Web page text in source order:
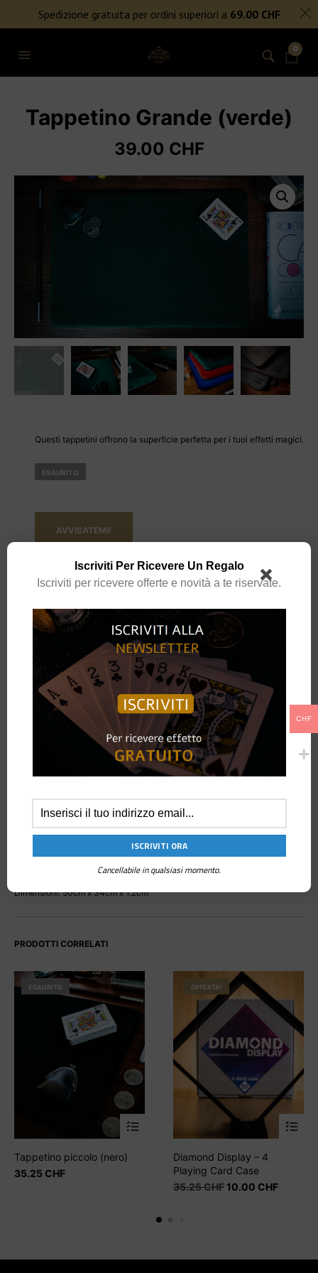
SPEDIZIONE GRATUITA PER ORDINI SUPERIORI A 69€
NIENTE DAZI DOGANALI
0
Tappetino Grande (verde)
39.00 CHF
Questi tappetini offrono la superficie perfetta per i tuoi effetti magici.
ESAURITO
AVVISATEMI!
CATEGORIA:
MARCHIO:
DESCRIZIONE
Questi tappetini offrono la superficie perfetta per i tuoi effetti magici.
Seleziona materiale speciale per bambini in flanella.
Il tessuto è perfettamente dotato di spugna ad alta densità, con
eccellente resistenza. Suola in cuoio nero a grana litchi selezionata per
Il tessuto e il materiale di base sono supportati da assi di legno duro con
Dimensioni: 50cm x 34cm x 1.2cm
PRODOTTI CORRELATI
ESAURITO
Tappetino piccolo (nero)
35.25 CHF
OFFERTA!
Diamond Display – 4
Playing Card Case
35.25CHF Il10.00 CHFIl
CHF
Spedizione gratuita per ordini superiori a 69.00 CHF
Iscriviti Per Ricevere Un Regalo
Iscriviti per ricevere offerte e novità a te riservate.
Cancellabile in qualsiasi momento.